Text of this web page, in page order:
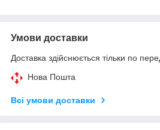
Умови доставки
Доставка здійснюється тільки по
Нова Пошта
Всі умови доставки